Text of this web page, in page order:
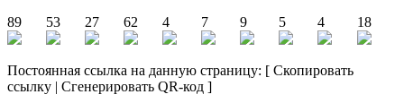
89
53 27 62 4 7 9 5 4 18
Постоянная ссылка на данную страницу: [ Скопировать
ссылку | Сгенерировать QR-код ]